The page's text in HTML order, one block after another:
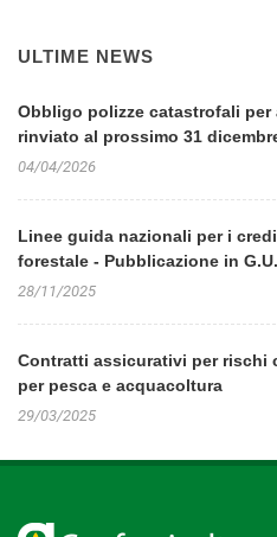
ULTIME NEWS
Obbligo polizze catastrofali per
rinviato al prossimo 31
04/04/2026
Linee guida nazionali per i
forestale - Pubblicazione in
28/11/2025
Contratti assicurativi per rischi
per pesca e acquacoltura
29/03/2025